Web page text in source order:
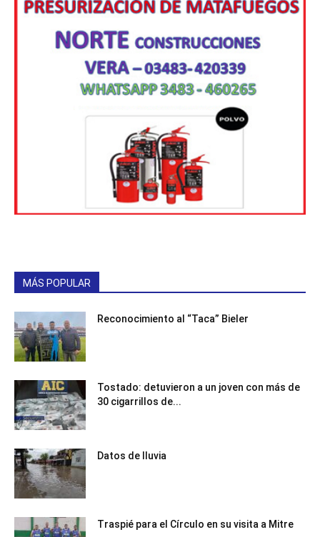
MÁS POPULAR
Reconocimiento al “Taca” Bieler
Tostado: detuvieron a un joven con más de
30 cigarrillos de...
Datos de lluvia
Traspié para el Círculo en su visita a Mitre